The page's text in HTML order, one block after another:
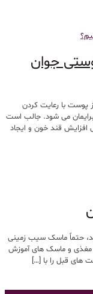
جوان
با رعایت کردن
می شود. جالب است
قند خون و ایجاد
حتماً ماسک سیب زمینی
مغذی و ماسک های آموزش
های قبل را با […]